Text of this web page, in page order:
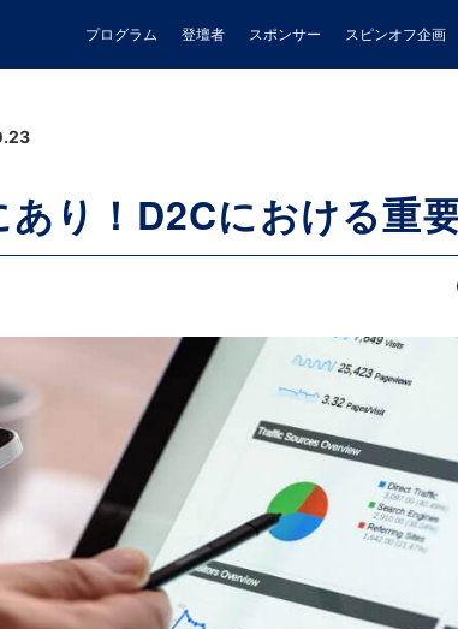
プログラム 登壇者 スポンサー スピンオフ企画
り！D2Cにおける重